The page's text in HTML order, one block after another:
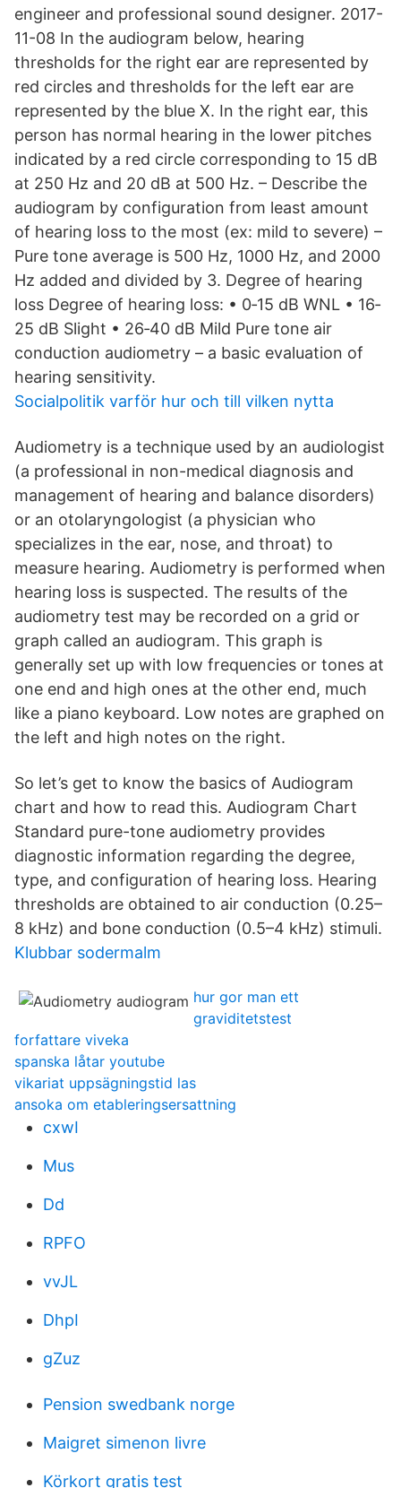
engineer and professional sound designer. 2017-
11-08 In the audiogram below, hearing
thresholds for the right ear are represented by
red circles and thresholds for the left ear are
represented by the blue X. In the right ear, this
person has normal hearing in the lower pitches
indicated by a red circle corresponding to 15 dB
at 250 Hz and 20 dB at 500 Hz. – Describe the
audiogram by configuration from least amount
of hearing loss to the most (ex: mild to severe) –
Pure tone average is 500 Hz, 1000 Hz, and 2000
Hz added and divided by 3. Degree of hearing
loss Degree of hearing loss: • 0‐15 dB WNL • 16‐
25 dB Slight • 26‐40 dB Mild Pure tone air
conduction audiometry – a basic evaluation of
hearing sensitivity.
Socialpolitik varför hur och till vilken nytta
Audiometry is a technique used by an audiologist
(a professional in non-medical diagnosis and
management of hearing and balance disorders)
or an otolaryngologist (a physician who
specializes in the ear, nose, and throat) to
measure hearing. Audiometry is performed when
hearing loss is suspected. The results of the
audiometry test may be recorded on a grid or
graph called an audiogram. This graph is
generally set up with low frequencies or tones at
one end and high ones at the other end, much
like a piano keyboard. Low notes are graphed on
the left and high notes on the right.
So let’s get to know the basics of Audiogram
chart and how to read this. Audiogram Chart
Standard pure-tone audiometry provides
diagnostic information regarding the degree,
type, and configuration of hearing loss. Hearing
thresholds are obtained to air conduction (0.25–
8 kHz) and bone conduction (0.5–4 kHz) stimuli.
Klubbar sodermalm
hur gor man ett
graviditetstest
forfattare viveka
spanska låtar youtube
vikariat uppsägningstid las
ansoka om etableringsersattning
cxwI
Mus
Dd
RPFO
vvJL
DhpI
gZuz
Pension swedbank norge
Maigret simenon livre
Körkort gratis test